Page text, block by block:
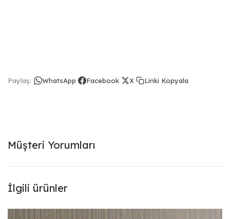
Paylaş: WhatsApp Facebook X Linki Kopyala
Müşteri Yorumları
İlgili ürünler